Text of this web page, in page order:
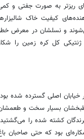
ریزتر به صورت جفتی و
کیفیت خاک
و نسلشان در معرض
ژنتیکی کل کره زمین را
اصلی گسترده شده
طبخشان بسیار سخت و
کشته شده را
مکاره‌ای بود که حتی صاحبان